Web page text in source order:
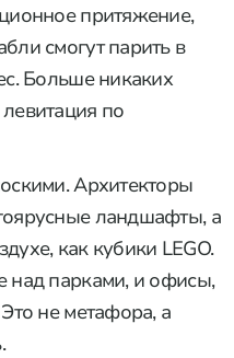
притяжение,
смогут парить в
Больше никаких
по
Архитекторы
ландшафты, а
как кубики LEGO.
над парками, и офисы,
не метафора, а